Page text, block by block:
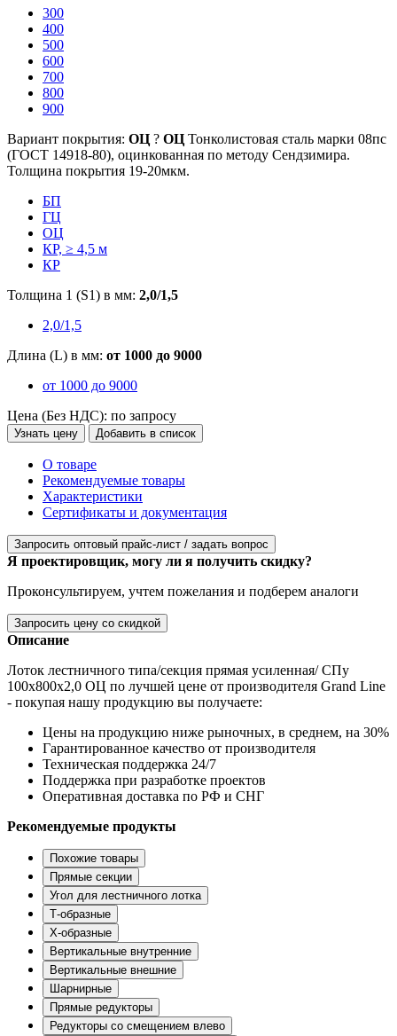
300
400
500
600
700
800
900
Вариант покрытия: ОЦ ? ОЦ Тонколистовая сталь марки 08пс
(ГОСТ 14918-80), оцинкованная по методу Сендзимира.
Толщина покрытия 19-20мкм.
БП
ГЦ
ОЦ
КР, ≥ 4,5 м
КР
Толщина 1 (S1) в мм: 2,0/1,5
2,0/1,5
Длина (L) в мм: от 1000 до 9000
от 1000 до 9000
Цена (Без НДС): по запросу
Узнать цену Добавить в список
О товаре
Рекомендуемые товары
Характеристики
Сертификаты и документация
Запросить оптовый прайс-лист / задать вопрос
Я проектировщик, могу ли я получить скидку?
Проконсультируем, учтем пожелания и подберем аналоги
Запросить цену со скидкой
Описание
Лоток лестничного типа/секция прямая усиленная/ СПу
100х800х2,0 ОЦ по лучшей цене от производителя Grand Line
- покупая нашу продукцию вы получаете:
Цены на продукцию ниже рыночных, в среднем, на 30%
Гарантированное качество от производителя
Техническая поддержка 24/7
Поддержка при разработке проектов
Оперативная доставка по РФ и СНГ
Рекомендуемые продукты
Похожие товары
Прямые секции
Угол для лестничного лотка
Т-образные
Х-образные
Вертикальные внутренние
Вертикальные внешние
Шарнирные
Прямые редукторы
Редукторы со смещением влево